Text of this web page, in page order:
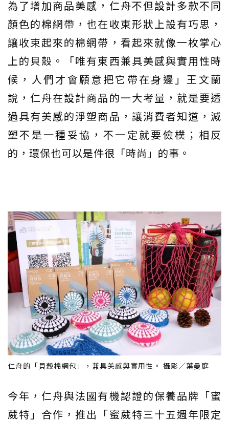
為了增加商品美感，仁舟不但設計多款不同
顏色的棉網帶，也在收束形狀上設有巧思，
讓收束起來的棉網帶，看起來就像一枚掌心
上的貝殼。「唯有東西兼具美感與實用性時
候，人們才會願意把它帶在身邊」王文蘭
說，仁舟在設計商品的一大考量，就是要透
過具有美感的淨塑商品，讓消費者知道，減
塑不是一種妥協，不一定就要儉樸；相反
的，環保也可以是件很「時尚」的事。
仁舟的「貝殼棉網包」，兼具美感與實用性。 攝影／葉曼庭
今年，仁舟與法國有機認證的保養品牌「蜜
葳特」合作，推出「蜜葳特三十五週年限定